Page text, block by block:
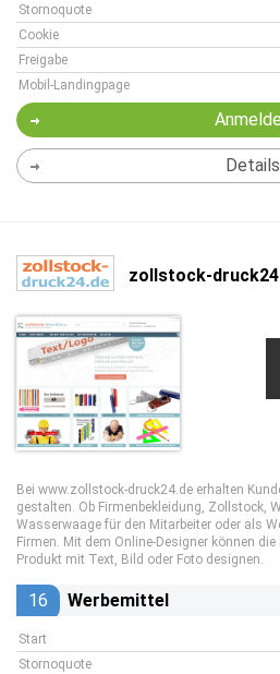
Stornoquote
Cookie
Freigabe
Mobil-Landingpage
Details
zollstock-druck24
Bei www.zollstock-druck24.de erhalten
gestalten. Ob Firmenbekleidung, Zollstock,
Wasserwaage für den Mitarbeiter oder als
Firmen. Mit dem Online-Designer können
Produkt mit Text, Bild oder Foto designen.
16 Werbemittel
Start
Stornoquote